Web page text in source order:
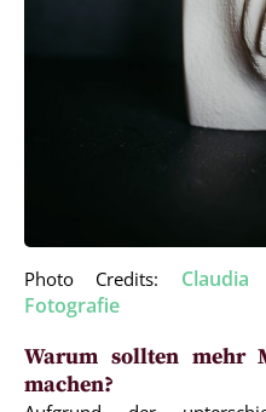
Photo Credits:
Fotografie
Warum sollten mehr
machen?